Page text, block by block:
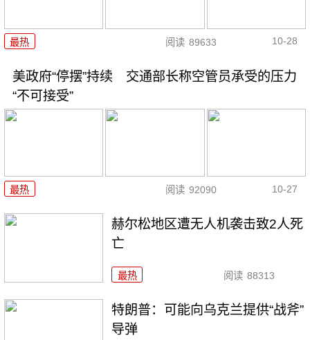
最热 阅读 89633 10-28
美政府“停摆”持续 交通部长称空管员承受的压力
“不可接受”
最热 阅读 92090 10-27
赫尔松地区遭无人机袭击致2人死
亡
最热 阅读 88313
特朗普：可能向乌克兰提供“战斧”
导弹